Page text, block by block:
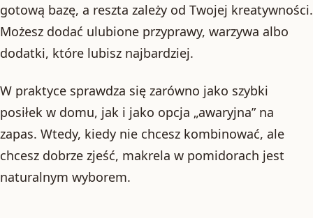
gotową bazę, a reszta zależy od Twojej kreatywności.
Możesz dodać ulubione przyprawy, warzywa albo
dodatki, które lubisz najbardziej.
W praktyce sprawdza się zarówno jako szybki
posiłek w domu, jak i jako opcja „awaryjna” na
zapas. Wtedy, kiedy nie chcesz kombinować, ale
chcesz dobrze zjeść, makrela w pomidorach jest
naturalnym wyborem.